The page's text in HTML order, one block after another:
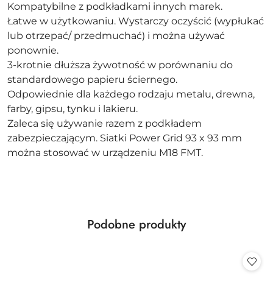
Kompatybilne z podkładkami innych marek.
Łatwe w użytkowaniu. Wystarczy oczyścić (wypłukać
lub otrzepać/ przedmuchać) i można używać
ponownie.
3-krotnie dłuższa żywotność w porównaniu do
standardowego papieru ściernego.
Odpowiednie dla każdego rodzaju metalu, drewna,
farby, gipsu, tynku i lakieru.
Zaleca się używanie razem z podkładem
zabezpieczającym. Siatki Power Grid 93 x 93 mm
można stosować w urządzeniu M18 FMT.
Pomiń karuzelę produktów
Produkty
Podobne produkty